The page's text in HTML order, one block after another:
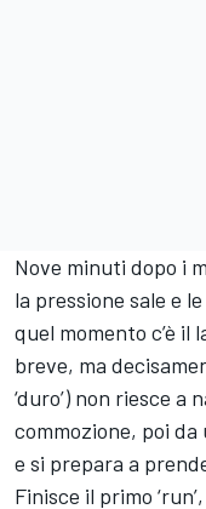
Nove minuti dopo i
la pressione sale e
quel momento c’è il
breve, ma
‘duro’) non riesce a
commozione, poi
e si prepara a
Finisce il primo